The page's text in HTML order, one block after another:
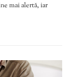
mai alertă, iar